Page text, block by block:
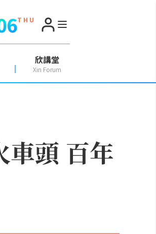
T H U
欣講堂
Xin Forum
車頭 百年